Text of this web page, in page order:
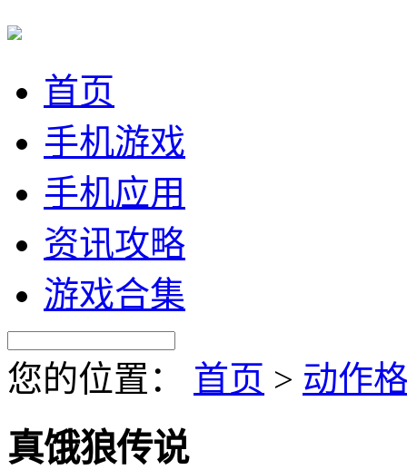
首页
手机游戏
手机应用
资讯攻略
游戏合集
您的位置： 首页 > 动作
真饿狼传说